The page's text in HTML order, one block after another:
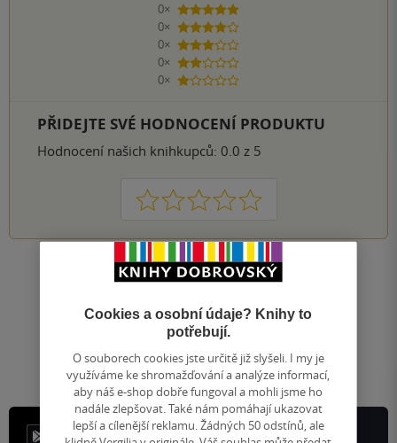
0×
5 hvězdiček
0×
4 hvězdičky
0×
3 hvězdičky
0×
2 hvězdičky
0×
1 hvezdička
PŘIDEJTE SVÉ HODNOCENÍ PRODUKTU
Hodnocení našich knihkupců: 0.0 z 5
1 2 3 4 5
Nahoru
1
Přejít
stránku
/ 1
Cookies a osobní údaje? Knihy to
potřebují.
O souborech cookies jste určitě již slyšeli. I my je
využíváme ke shromažďování a analýze informací,
aby náš e-shop dobře fungoval a mohli jsme ho
nadále zlepšovat. Také nám pomáhají ukazovat
lepší a cílenější reklamu. Žádných 50 odstínů, ale